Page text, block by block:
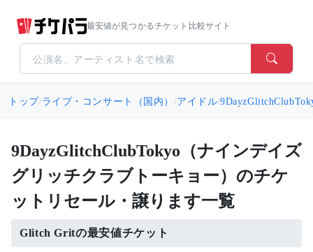
最安値が見つかるチケット比較サイト
トップ/ライブ・コンサート（国内） /アイドル/
9DayzGlitchClubTokyo（ナインデイズ
グリッチクラブトーキョー）のチケ
ットリセール・譲ります一覧
Glitch Gritの最安値チケット